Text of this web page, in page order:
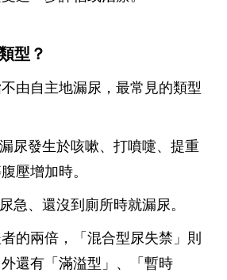
型？
由自主地漏尿，最常見的類型
尿發生於咳嗽、打噴嚏、提重
壓增加時。
急、還沒到廁所時就漏尿。
的兩倍，「混合型尿失禁」則
還有「滿溢型」、「暫時